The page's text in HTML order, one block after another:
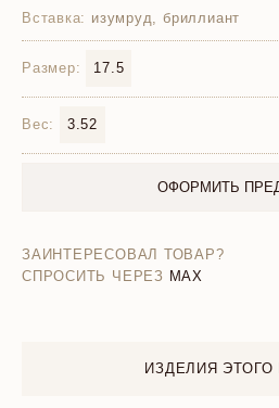
Вставка: изумруд, бриллиант
Размер: 17.5
Вес: 3.52
ОФОРМИТЬ
ЗАИНТЕРЕСОВАЛ ТОВАР?
СПРОСИТЬ ЧЕРЕЗ MAX
ИЗДЕЛИЯ ЭТОГО